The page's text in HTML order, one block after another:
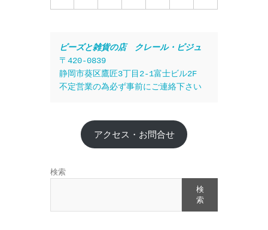
ビーズと雑貨の店　クレール・ビジュ
〒420-0839
静岡市葵区鷹匠3丁目2-1富士ビル2F
不定営業の為必ず事前にご連絡下さい
アクセス・お問合せ
検索
検
索